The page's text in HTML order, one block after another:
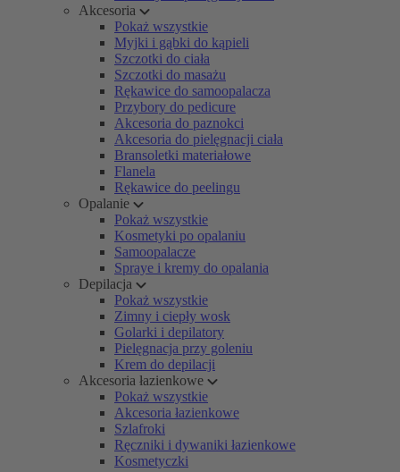
Akcesoria
Pokaż wszystkie
Myjki i gąbki do kąpieli
Szczotki do ciała
Szczotki do masażu
Rękawice do samoopalacza
Przybory do pedicure
Akcesoria do paznokci
Akcesoria do pielęgnacji ciała
Bransoletki materiałowe
Flanela
Rękawice do peelingu
Opalanie
Pokaż wszystkie
Kosmetyki po opalaniu
Samoopalacze
Spraye i kremy do opalania
Depilacja
Pokaż wszystkie
Zimny i ciepły wosk
Golarki i depilatory
Pielęgnacja przy goleniu
Krem do depilacji
Akcesoria łazienkowe
Pokaż wszystkie
Akcesoria łazienkowe
Szlafroki
Ręczniki i dywaniki łazienkowe
Kosmetyczki